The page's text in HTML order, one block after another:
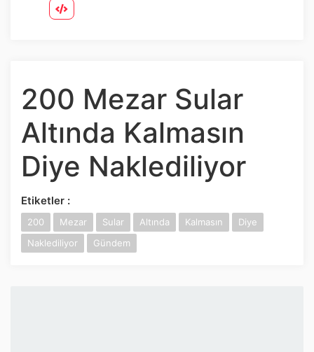
İnstagram
Twitter
Google Play
200 Mezar Sular
Altında Kalmasın
Diye Naklediliyor
Etiketler :
200 Mezar Sular Altında Kalmasın
Diye
Naklediliyor
Gündem